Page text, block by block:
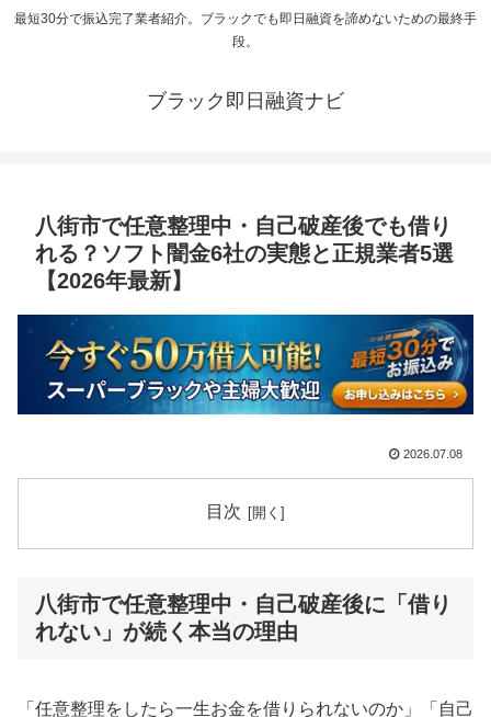
最短30分で振込完了業者紹介。ブラックでも即日融資を諦めないための最終手
段。
ブラック即日融資ナビ
八街市で任意整理中・自己破産後でも借り
れる？ソフト闇金6社の実態と正規業者5選
【2026年最新】
2026.07.08
目次
八街市で任意整理中・自己破産後に「借り
れない」が続く本当の理由
「任意整理をしたら一生お金を借りられないのか」「自己